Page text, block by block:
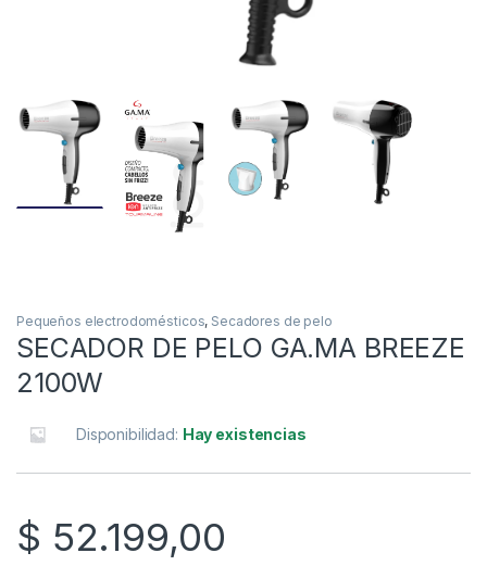
Pequeños electrodomésticos, Secadores de pelo
SECADOR DE PELO GA.MA BREEZE
2100W
Disponibilidad: Hay existencias
$ 52.199,00